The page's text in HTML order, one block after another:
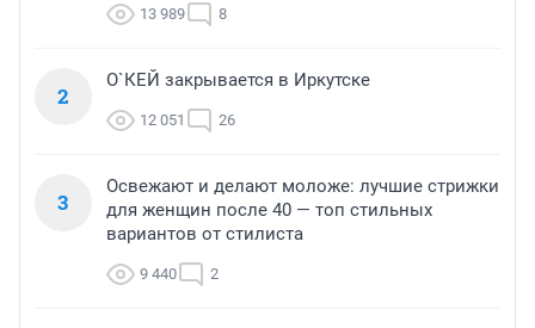
13 989 8
2
О`КЕЙ закрывается в Иркутске
12 051 26
3
Освежают и делают моложе: лучшие стрижки
для женщин после 40 — топ стильных
вариантов от стилиста
9 440 2